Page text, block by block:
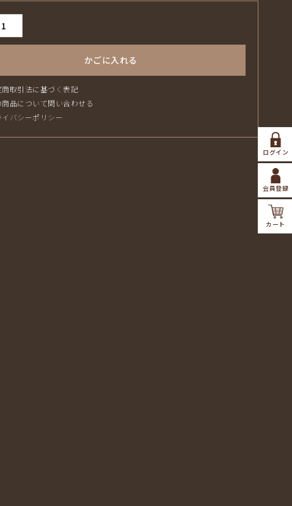
かごに入れる
商取引法に基づく表記
商品について問い合わせる
イバシーポリシー
ログイン
会員登録
カート